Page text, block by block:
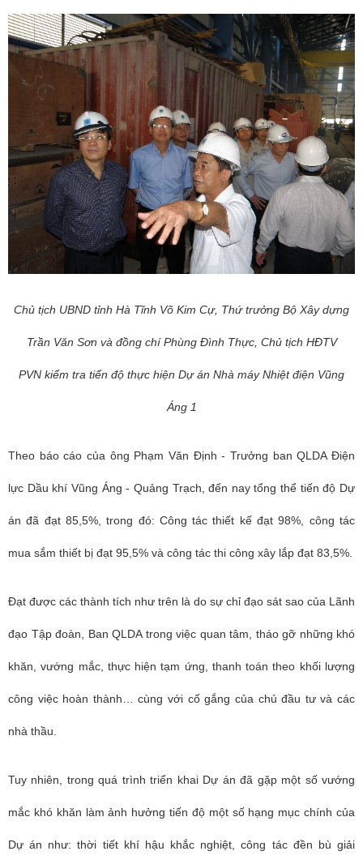
Chủ tịch UBND tỉnh Hà Tĩnh Võ Kim Cự, Thứ trưởng Bộ Xây dựng
Trần Văn Sơn và đồng chí Phùng Đình Thực, Chủ tịch HĐTV
PVN kiểm tra tiến độ thực hiện Dự án Nhà máy Nhiệt điện Vũng
Áng 1
Theo báo cáo của ông Phạm Văn Định - Trưởng ban QLDA Điện
lực Dầu khí Vũng Áng - Quảng Trạch, đến nay tổng thể tiến độ Dự
án đã đạt 85,5%, trong đó: Công tác thiết kế đạt 98%, công tác
mua sắm thiết bị đạt 95,5% và công tác thi công xây lắp đạt 83,5%.
Đạt được các thành tích như trên là do sự chỉ đạo sát sao của Lãnh
đạo Tập đoàn, Ban QLDA trong việc quan tâm, tháo gỡ những khó
khăn, vướng mắc, thực hiện tạm ứng, thanh toán theo khối lượng
công việc hoàn thành… cùng với cố gắng của chủ đầu tư và các
nhà thầu.
Tuy nhiên, trong quá trình triển khai Dự án đã gặp một số vướng
mắc khó khăn làm ảnh hưởng tiến độ một số hạng mục chính của
Dự án như: thời tiết khí hậu khắc nghiệt, công tác đền bù giải